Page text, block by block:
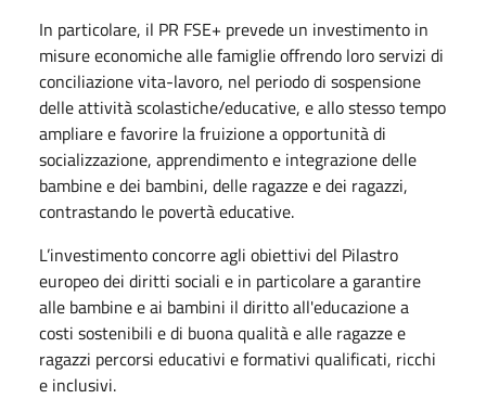
In particolare, il PR FSE+ prevede un investimento in
misure economiche alle famiglie offrendo loro servizi di
conciliazione vita-lavoro, nel periodo di sospensione
delle attività scolastiche/educative, e allo stesso tempo
ampliare e favorire la fruizione a opportunità di
socializzazione, apprendimento e integrazione delle
bambine e dei bambini, delle ragazze e dei ragazzi,
contrastando le povertà educative.
L’investimento concorre agli obiettivi del Pilastro
europeo dei diritti sociali e in particolare a garantire
alle bambine e ai bambini il diritto all'educazione a
costi sostenibili e di buona qualità e alle ragazze e
ragazzi percorsi educativi e formativi qualificati, ricchi
e inclusivi.